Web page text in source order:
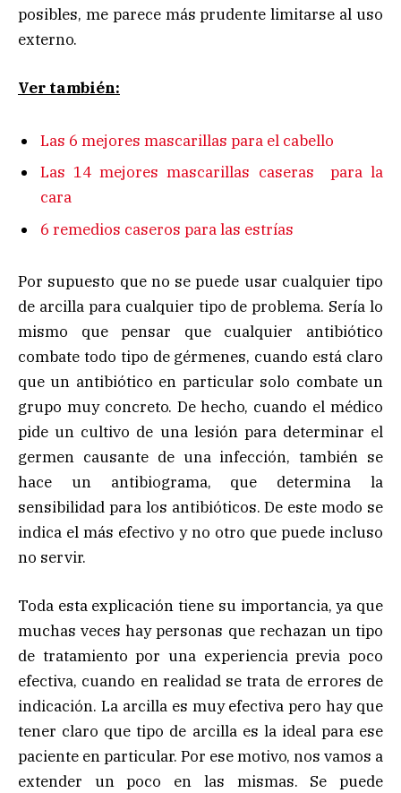
posibles, me parece más prudente limitarse al uso
externo.
Ver también:
Las 6 mejores mascarillas para el cabello
Las 14 mejores mascarillas caseras para la
cara
6 remedios caseros para las estrías
Por supuesto que no se puede usar cualquier tipo
de arcilla para cualquier tipo de problema. Sería lo
mismo que pensar que cualquier antibiótico
combate todo tipo de gérmenes, cuando está claro
que un antibiótico en particular solo combate un
grupo muy concreto. De hecho, cuando el médico
pide un cultivo de una lesión para determinar el
germen causante de una infección, también se
hace un antibiograma, que determina la
sensibilidad para los antibióticos. De este modo se
indica el más efectivo y no otro que puede incluso
no servir.
Toda esta explicación tiene su importancia, ya que
muchas veces hay personas que rechazan un tipo
de tratamiento por una experiencia previa poco
efectiva, cuando en realidad se trata de errores de
indicación. La arcilla es muy efectiva pero hay que
tener claro que tipo de arcilla es la ideal para ese
paciente en particular. Por ese motivo, nos vamos a
extender un poco en las mismas. Se puede